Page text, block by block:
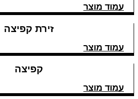
עמוד מוצר
זירת קפיצה
עמוד מוצר
קפיצה
עמוד מוצר